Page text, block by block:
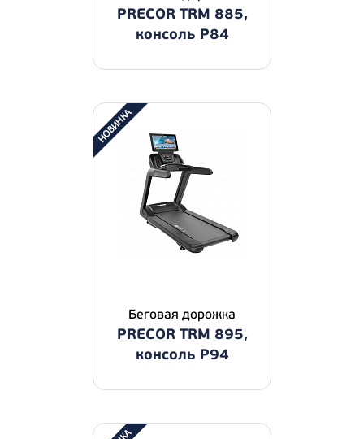
PRECOR TRM 885,
консоль P84
Беговая дорожка
PRECOR TRM 895,
консоль P94